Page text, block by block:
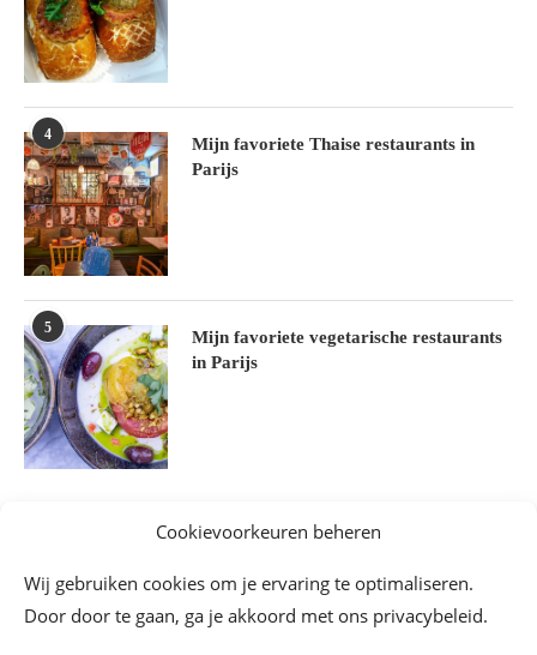
Cookievoorkeuren beheren
Wij gebruiken cookies om je ervaring te optimaliseren.
Door door te gaan, ga je akkoord met ons privacybeleid.
4
Mijn favoriete Thaise restaurants in
Parijs
5
Mijn favoriete vegetarische restaurants
in Parijs